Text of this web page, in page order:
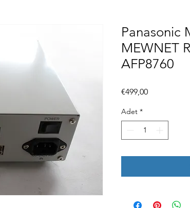
Panasonic
MEWNET
AFP8760
€499,00Fiyat
Adet *